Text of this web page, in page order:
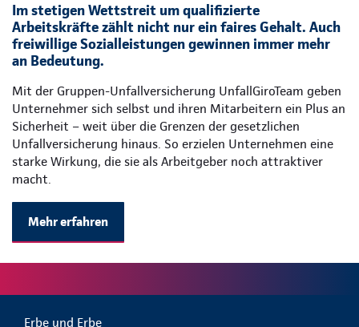
Im stetigen Wettstreit um qualifizierte
Arbeitskräfte zählt nicht nur ein faires Gehalt. Auch
freiwillige Sozialleistungen gewinnen immer mehr
an Bedeutung.
Mit der Gruppen-Unfallversicherung UnfallGiroTeam geben
Unternehmer sich selbst und ihren Mitarbeitern ein Plus an
Sicherheit – weit über die Grenzen der gesetzlichen
Unfallversicherung hinaus. So erzielen Unternehmen eine
starke Wirkung, die sie als Arbeitgeber noch attraktiver
macht.
Mehr erfahren
Erbe und Erbe